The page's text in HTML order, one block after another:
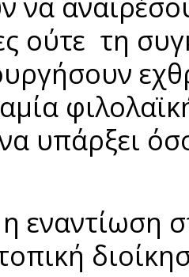
ούτε τη
υπάρξει
η εναντίωση